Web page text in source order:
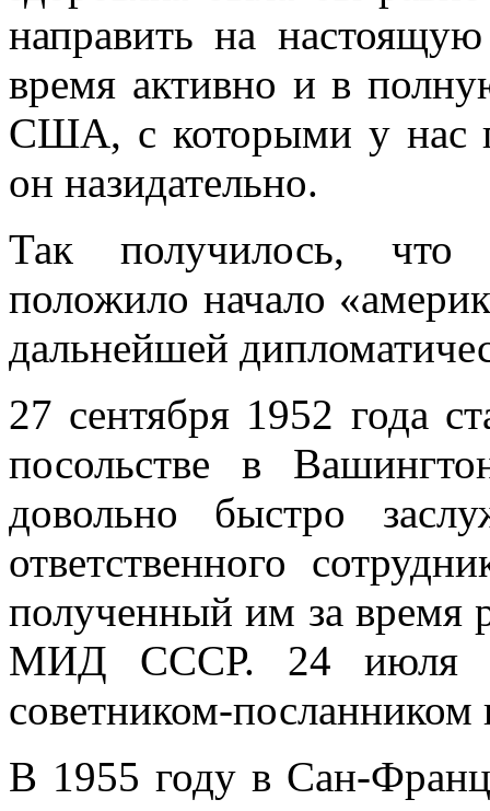
направить на
время активно и в
США, с которыми у нас
он назидательно.
Так получилось, что
положило начало
дальнейшей
27 сентября 1952 года
посольстве в
довольно быстро
ответственного
полученный им за время
МИД СССР. 24 июля
советником-посланником
В 1955 году в Сан-